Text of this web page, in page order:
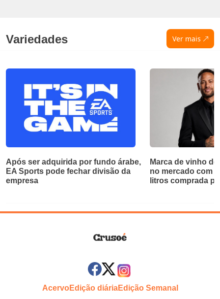
Variedades Ver mais
Após ser adquirida por fundo árabe,
EA Sports pode fechar divisão da
empresa
Marca de vinho
no mercado com
litros comprada
AcervoEdição diáriaEdição Semanal